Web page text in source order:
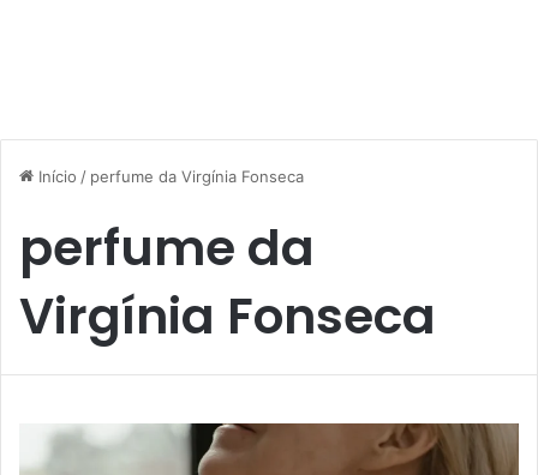
Início / perfume da Virgínia Fonseca
perfume da
Virgínia Fonseca